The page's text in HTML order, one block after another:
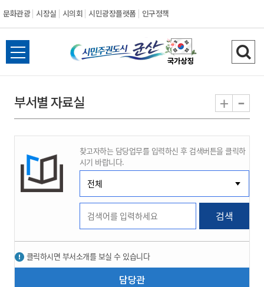
문화관광 시장실 시의회 시민광장플랫폼 인구정책
시
민
권
도
시
군
산
전
체
뉴
열
검
색
기
부서별 자료실 + -
찾고자하는 담당업무를 입력하신 후 검색버튼을 클릭하
시기 바랍니다.
검색
클릭하시면 부서소개를 보실 수 있습니다
담당관